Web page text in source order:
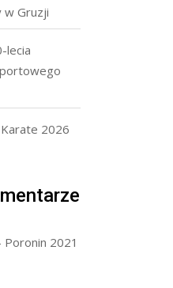
w Gruzji
lecia
Karate 2026
2021